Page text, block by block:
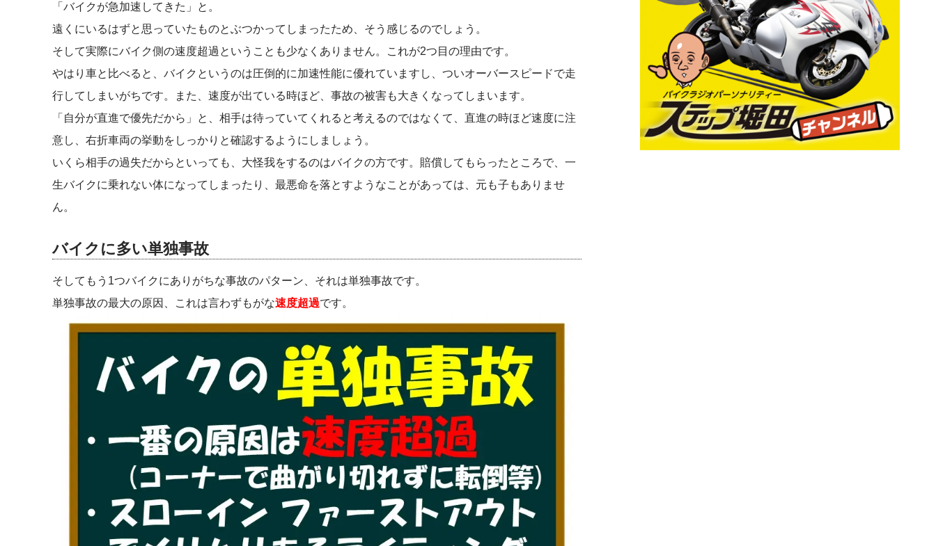
「バイクが急加速してきた」と。
遠くにいるはずと思っていたものとぶつかってしまったため、そう感じるのでしょう。
そして実際にバイク側の速度超過ということも少なくありません。これが2つ目の理由です。
やはり車と比べると、バイクというのは圧倒的に加速性能に優れていますし、ついオーバースピードで走
行してしまいがちです。また、速度が出ている時ほど、事故の被害も大きくなってしまいます。
「自分が直進で優先だから」と、相手は待っていてくれると考えるのではなくて、直進の時ほど速度に注
意し、右折車両の挙動をしっかりと確認するようにしましょう。
いくら相手の過失だからといっても、大怪我をするのはバイクの方です。賠償してもらったところで、一
生バイクに乗れない体になってしまったり、最悪命を落とすようなことがあっては、元も子もありませ
ん。
バイクに多い単独事故
そしてもう1つバイクにありがちな事故のパターン、それは単独事故です。
単独事故の最大の原因、これは言わずもがな速度超過です。